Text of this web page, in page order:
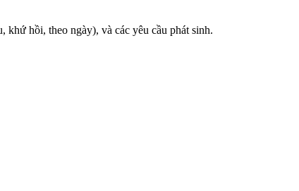
hồi, theo ngày), và các yêu cầu phát sinh.